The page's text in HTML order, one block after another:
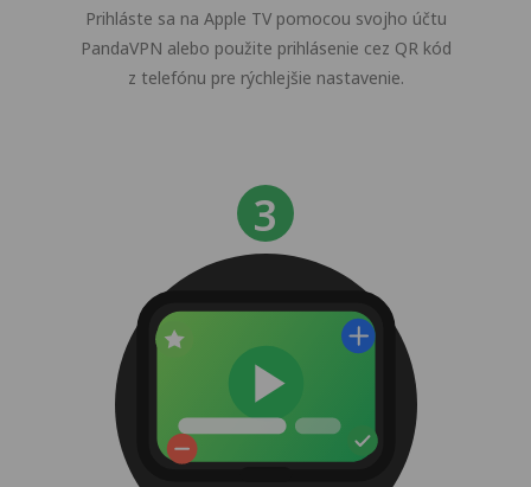
Prihláste sa na Apple TV pomocou svojho účtu
PandaVPN alebo použite prihlásenie cez QR kód
z telefónu pre rýchlejšie nastavenie.